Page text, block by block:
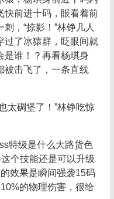
快前进十码，眼看着前
，“掠影！”林铮几人
过了冰猿群，眨眼间就
是谁！？再看杨琪身
被击飞了，一条直线
太碉堡了！”林铮吃惊
特级是什么大路货色
个技能还是可以升级
效果是瞬间强袭15码
的物理伤害，很给